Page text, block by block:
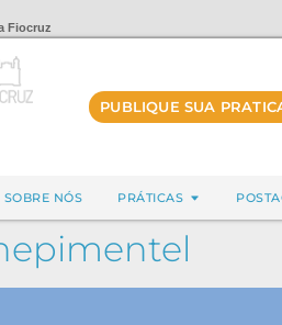
Fiocruz
PUBLIQUE SUA
SOBRE NÓS PRÁTICAS